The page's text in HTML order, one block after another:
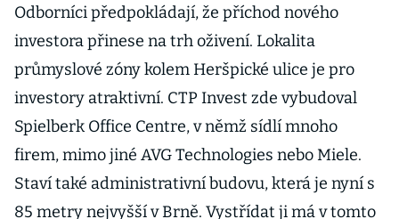
Odborníci předpokládají, že příchod nového
investora přinese na trh oživení. Lokalita
průmyslové zóny kolem Heršpické ulice je pro
investory atraktivní. CTP Invest zde vybudoval
Spielberk Office Centre, v němž sídlí mnoho
firem, mimo jiné AVG Technologies nebo Miele.
Staví také administrativní budovu, která je nyní s
85 metry nejvyšší v Brně. Vystřídat ji má v tomto